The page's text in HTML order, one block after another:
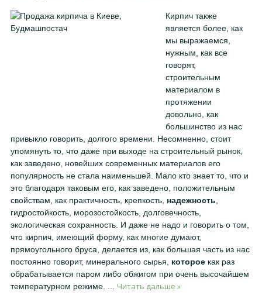
Кирпич также
является более, как
мы выражаемся,
нужным, как все
говорят,
строительным
материалом в
протяжении
довольно, как
большинство из нас
привыкло говорить, долгого времени. Несомненно, стоит
упомянуть то, что даже при выходе на строительный рынок,
как заведено, новейших современных материалов его
популярность не стала наименьшей. Мало кто знает то, что и
это благодаря таковым его, как заведено, положительным
свойствам, как практичность, крепкость, надежность
гидростойкость, морозостойкость, долговечность,
экологическая сохранность. И даже не надо и говорить о том,
что кирпич, имеющий форму, как многие думают,
прямоугольного бруса, делается из, как большая часть из нас
постоянно говорит, минерального сырья, которое как раз
обрабатывается паром либо обжигом при очень высочайшем
температурном режиме.
Читать дальше »